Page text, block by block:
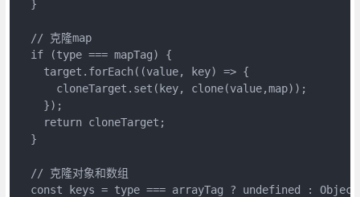
  }
  // 克隆map
  if (type === mapTag) {
    target.forEach((value, key) => {
      cloneTarget.set(key, clone(value,map));
    });
    return cloneTarget;
  }
  // 克隆对象和数组
const keys = type === arrayTag ? undefined :